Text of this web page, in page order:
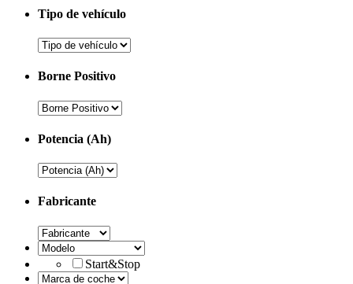
Tipo de vehículo
Borne Positivo
Potencia (Ah)
Fabricante
Start&Stop